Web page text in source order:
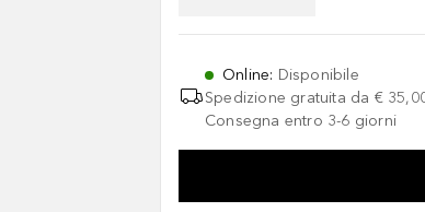
Online: Disponibile
Spedizione gratuita da €
Consegna entro 3-6 giorni